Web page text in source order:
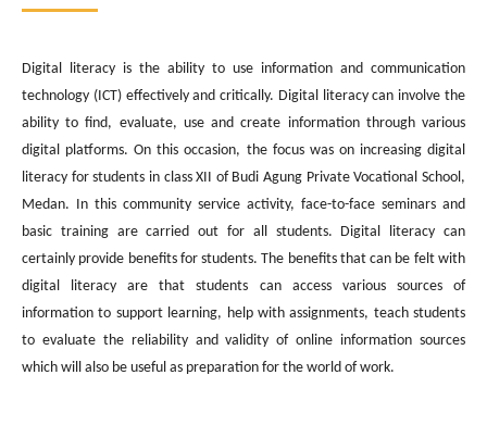
Digital literacy is the ability to use information and communication
technology (ICT) effectively and critically. Digital literacy can involve the
ability to find, evaluate, use and create information through various
digital platforms. On this occasion, the focus was on increasing digital
literacy for students in class XII of Budi Agung Private Vocational School,
Medan. In this community service activity, face-to-face seminars and
basic training are carried out for all students. Digital literacy can
certainly provide benefits for students. The benefits that can be felt with
digital literacy are that students can access various sources of
information to support learning, help with assignments, teach students
to evaluate the reliability and validity of online information sources
which will also be useful as preparation for the world of work.